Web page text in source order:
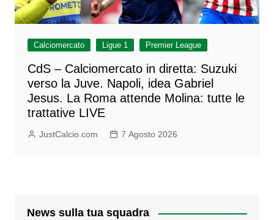
Calciomercato Ligue 1 Premier League
CdS – Calciomercato in diretta: Suzuki
verso la Juve. Napoli, idea Gabriel
Jesus. La Roma attende Molina: tutte le
trattative LIVE
JustCalcio.com 7 Agosto 2026
News sulla tua squadra